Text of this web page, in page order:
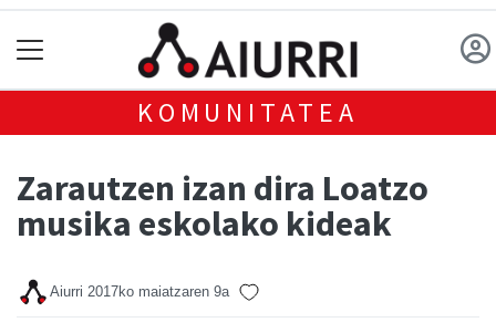
KOMUNITATEA
Zarautzen izan dira Loatzo
musika eskolako kideak
Aiurri 2017ko maiatzaren 9a